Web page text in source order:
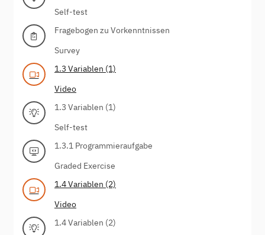
Self-test
Fragebogen zu Vorkenntnissen
Survey
1.3 Variablen (1)
Video
1.3 Variablen (1)
Self-test
1.3.1 Programmieraufgabe
Graded Exercise
1.4 Variablen (2)
Video
1.4 Variablen (2)